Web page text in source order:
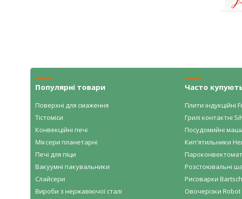
Популярні товари
Поверхні для смаження
Тістоміси
Конвекційні печі
Міксери планетарні
Печі для піци
Вакуумні пакувальники
Слайсери
Вироби з нержавіючої сталі
Часто
Плити індукційні
Грилі контактні
Посудомийні
Кип'ятильники
Розстоювальні
Рисоварки
Овочерізки